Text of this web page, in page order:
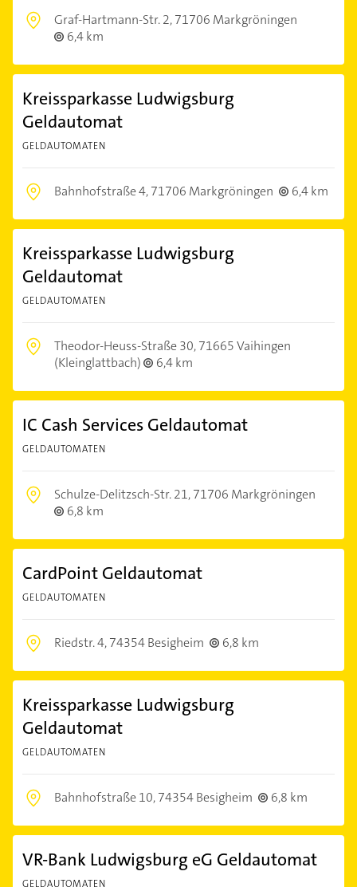
Graf-Hartmann-Str. 2,71706 Markgröningen
6,4 km
Kreissparkasse Ludwigsburg
Geldautomat
GELDAUTOMATEN
Bahnhofstraße 4,71706 Markgröningen 6,4 km
Kreissparkasse Ludwigsburg
Geldautomat
GELDAUTOMATEN
Theodor-Heuss-Straße 30,71665 Vaihingen
(Kleinglattbach)
6,4 km
IC Cash Services Geldautomat
GELDAUTOMATEN
Schulze-Delitzsch-Str. 21,71706 Markgröningen
6,8 km
CardPoint Geldautomat
GELDAUTOMATEN
Riedstr. 4,74354 Besigheim 6,8 km
Kreissparkasse Ludwigsburg
Geldautomat
GELDAUTOMATEN
Bahnhofstraße 10,74354 Besigheim 6,8 km
VR-Bank Ludwigsburg eG Geldautomat
GELDAUTOMATEN